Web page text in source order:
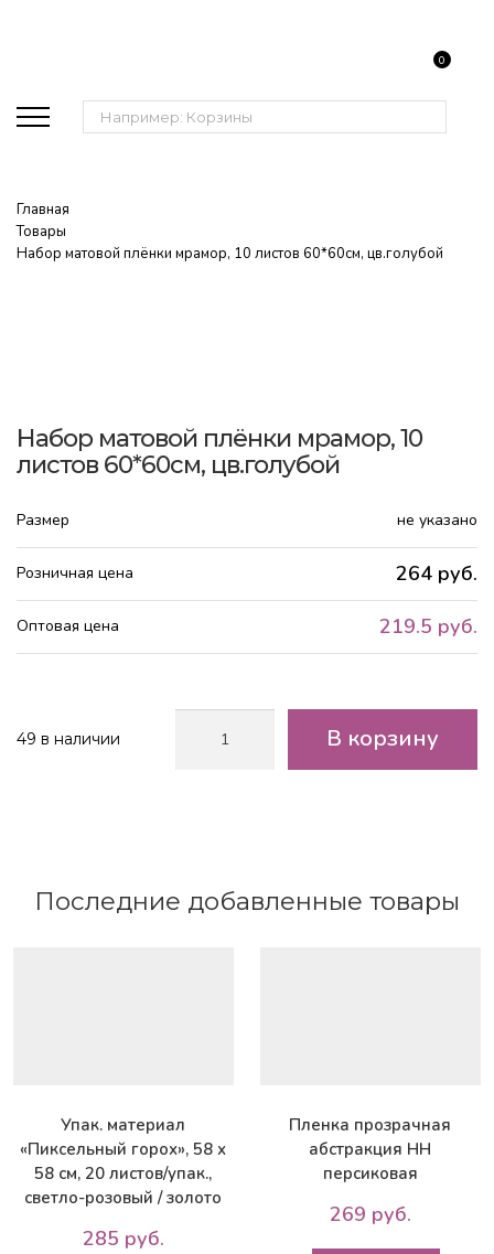
Поиск:
0
Главная
Товары
Набор матовой плёнки мрамор, 10 листов 60*60см, цв.голубой
Набор матовой плёнки мрамор, 10
листов 60*60см, цв.голубой
Размер не указано
Розничная цена 264 руб.
Оптовая цена 219.5 руб.
49 в наличии
товара
листов
60*60см,
В корзину
Последние добавленные товары
Упак. материал
«Пиксельный горох», 58 х
58 см, 20 листов/упак.,
светло-розовый / золото
285 руб.
Пленка прозрачная
абстракция НН
персиковая
269 руб.